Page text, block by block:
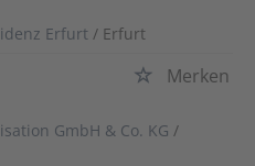
Erfurt / Erfurt
Merken
GmbH & Co. KG /